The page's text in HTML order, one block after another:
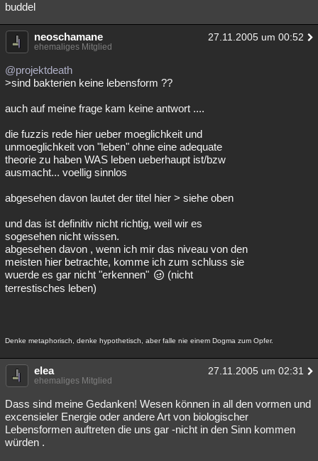
buddel
neoschamane 27.11.2005 um 00:52
ehemaliges Mitglied
@projektdeath
>sind bakterien keine lebensform ??
auch auf meine frage kam keine antwort ....
die fuzzis rede hier ueber moeglichkeit und
unmoeglichkeit von "leben" ohne eine adequate
theorie zu haben WAS leben ueberhaupt ist/bzw
ausmacht... voellig sinnlos
abgesehen davon lautet der titel hier > siehe oben
und das ist definitiv nicht richtig, weil wir es
sogesehen nicht wissen.
abgesehen davon , wenn ich mir das niveau von den
meisten hier betrachte, komme ich zum schluss sie
wuerde es gar nicht "erkennen"
(nicht
terrestisches leben)
Denke metaphorisch, denke hypothetisch, aber falle nie einem Dogma zum Opfer.
elea 27.11.2005 um 02:31
ehemaliges Mitglied
Dass sind meine Gedanken! Wesen können in all den vormen und
excensieler Energie oder andere Art von biologischer
Lebensformen auftreten die uns gar -nicht in den Sinn kommen
würden .